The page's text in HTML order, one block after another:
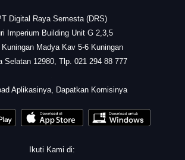
Digital Raya Semesta (DRS)
Imperium Building Unit G 2,3,5
Madya Kav 5-6 Kuningan
Selatan 12980, Tlp. 021 294 88 777
Aplikasinya, Dapatkan Komisinya
Ikuti Kami di: